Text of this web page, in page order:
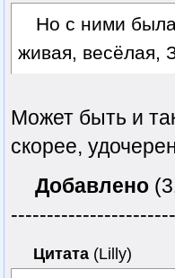
Но с ними
живая, весёлая,
Может быть и
скорее,
Добавлено
Цитата (Lilly)